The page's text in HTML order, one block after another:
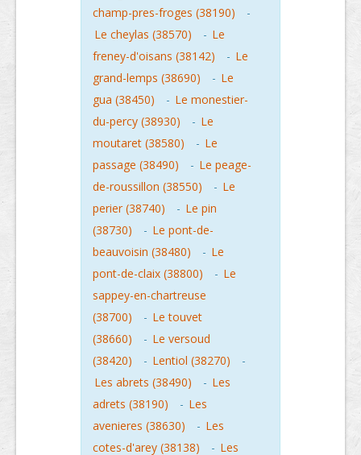
champ-pres-froges (38190)
-
Le cheylas (38570)
- Le
freney-d'oisans (38142)
- Le
grand-lemps (38690)
- Le
gua (38450)
- Le monestier-
du-percy (38930)
- Le
moutaret (38580)
- Le
passage (38490)
- Le peage-
de-roussillon (38550)
- Le
perier (38740)
- Le pin
(38730)
- Le pont-de-
beauvoisin (38480)
- Le
pont-de-claix (38800)
- Le
sappey-en-chartreuse
(38700)
- Le touvet
(38660)
- Le versoud
(38420)
- Lentiol (38270)
-
Les abrets (38490)
- Les
adrets (38190)
- Les
avenieres (38630)
- Les
cotes-d'arey (38138)
- Les